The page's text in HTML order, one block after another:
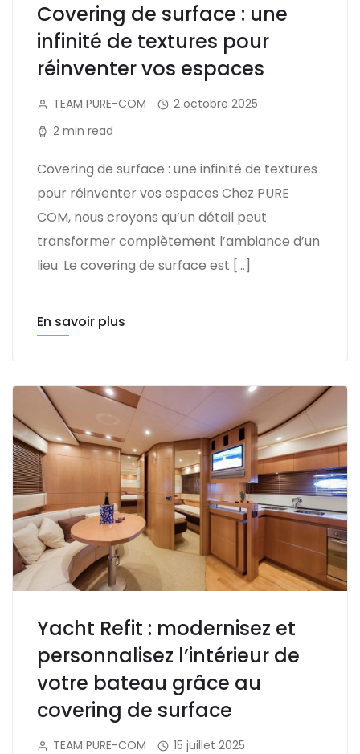
Covering de surface : une
infinité de textures pour
réinventer vos espaces
TEAM PURE-COM
2 octobre 2025
2 min read
Covering de surface : une infinité de textures
pour réinventer vos espaces Chez PURE
COM, nous croyons qu’un détail peut
transformer complètement l’ambiance d’un
lieu. Le covering de surface est […]
En savoir plus
Yacht Refit : modernisez et
personnalisez l’intérieur de
votre bateau grâce au
covering de surface
TEAM PURE-COM
15 juillet 2025